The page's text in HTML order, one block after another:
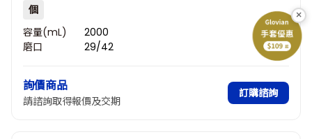
個
容量(mL)
2000
磨口
29/42
詢價商品
請諮詢取得報價及交期
訂購諮詢
×